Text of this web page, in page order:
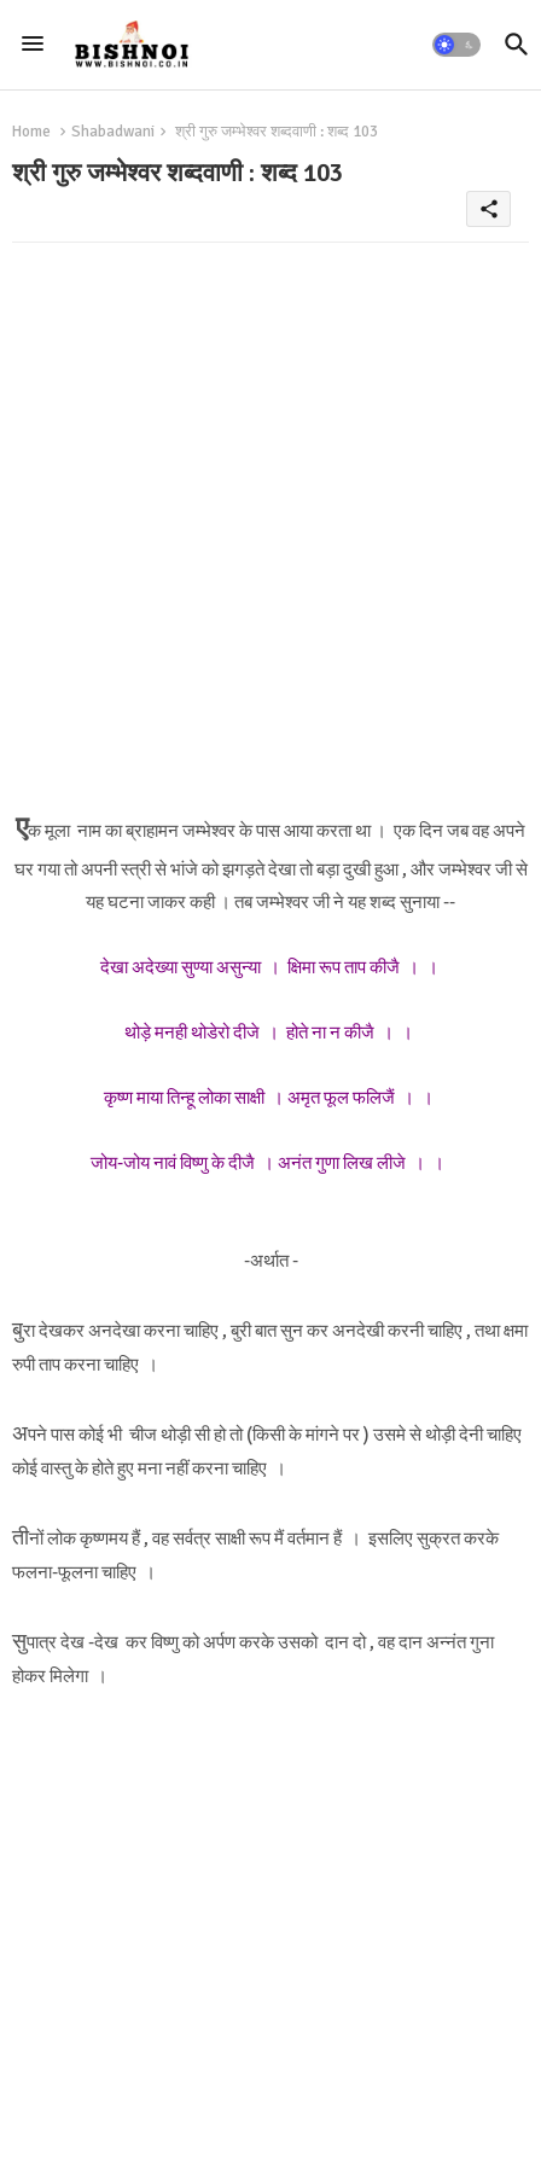
Home Shabadwani श्री गुरु जम्भेश्वर शब्दवाणी : शब्द 103
श्री गुरु जम्भेश्वर शब्दवाणी : शब्द 103
share
एक मूला नाम का ब्राहामन जम्भेश्वर के पास आया करता था । एक दिन जब वह अपने
घर गया तो अपनी स्त्री से भांजे को झगड़ते देखा तो बड़ा दुखी हुआ , और जम्भेश्वर जी से
यह घटना जाकर कही । तब जम्भेश्वर जी ने यह शब्द सुनाया --
देखा अदेख्या सुण्या असुन्या । क्षिमा रूप ताप कीजै । ।
थोड़े मनही थोडेरो दीजे । होते ना न कीजै । ।
कृष्ण माया तिन्हू लोका साक्षी । अमृत फूल फलिजैं । ।
जोय-जोय नावं विष्णु के दीजै । अनंत गुणा लिख लीजे । ।
-अर्थात-
बुरा देखकर अनदेखा करना चाहिए , बुरी बात सुन कर अनदेखी करनी चाहिए , तथा क्षमा
रुपी ताप करना चाहिए ।
अपने पास कोई भी चीज थोड़ी सी हो तो (किसी के मांगने पर ) उसमे से थोड़ी देनी चाहिए
कोई वास्तु के होते हुए मना नहीं करना चाहिए ।
तीनों लोक कृष्णमय हैं , वह सर्वत्र साक्षी रूप मैं वर्तमान हैं । इसलिए सुक्रत करके
फलना-फूलना चाहिए ।
सुपात्र देख -देख कर विष्णु को अर्पण करके उसको दान दो , वह दान अन्नंत गुना
होकर मिलेगा ।